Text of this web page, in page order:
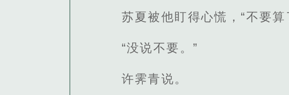
苏夏被他盯得心慌，“不要算
“没说不要。”
许霁青说。